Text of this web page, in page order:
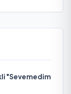
"Sevemedim